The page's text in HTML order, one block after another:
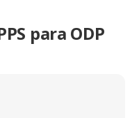
para ODP